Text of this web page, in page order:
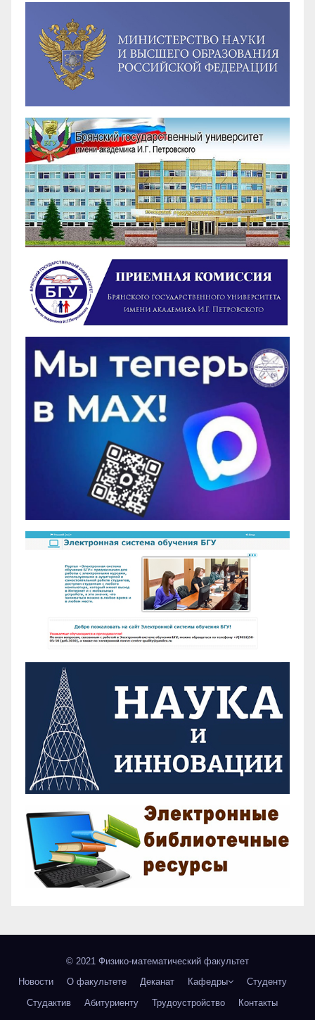
© 2021 Физико-математический факультет
Новости
О факультете Деканат Кафедры
Студенту
Студактив
Абитуриенту Трудоустройство Контакты